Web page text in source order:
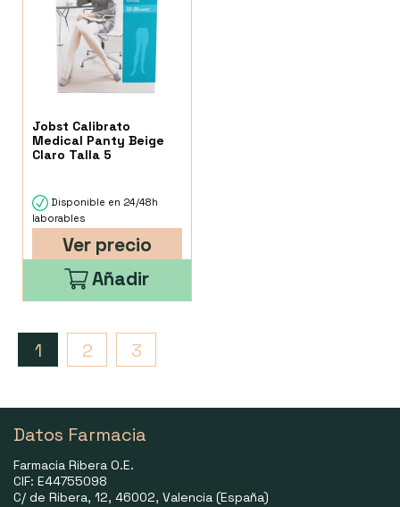
Jobst Calibrato
Medical Panty Beige
Claro Talla 5
Disponible en 24/48h
laborables
Ver precio
Añadir
1 2 3
Datos Farmacia
Farmacia Ribera O.E.
CIF: E44755098
C/ de Ribera, 12, 46002, Valencia (España)